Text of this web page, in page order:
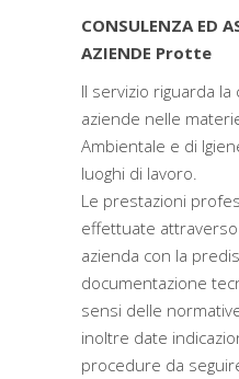
CONSULENZA ED
AZIENDE Protte
Il servizio riguarda
aziende nelle
Ambientale e di
luoghi di lavoro.
Le prestazioni
effettuate
azienda con la
documentazione
sensi delle
inoltre date
procedure da